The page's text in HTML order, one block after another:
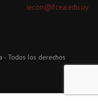
iecon@fcea.edu.uy
- Todos los derechos